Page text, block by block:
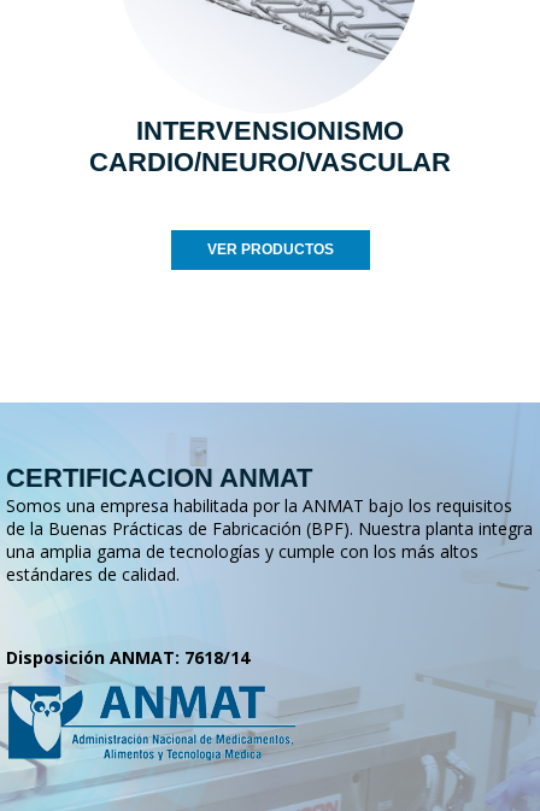
INTERVENSIONISMO
CARDIO/NEURO/VASCULAR
VER PRODUCTOS
CERTIFICACION ANMAT
Somos una empresa habilitada por la ANMAT bajo los requisitos
de la Buenas Prácticas de Fabricación (BPF). Nuestra planta integra
una amplia gama de tecnologías y cumple con los más altos
estándares de calidad.
Disposición ANMAT: 7618/14